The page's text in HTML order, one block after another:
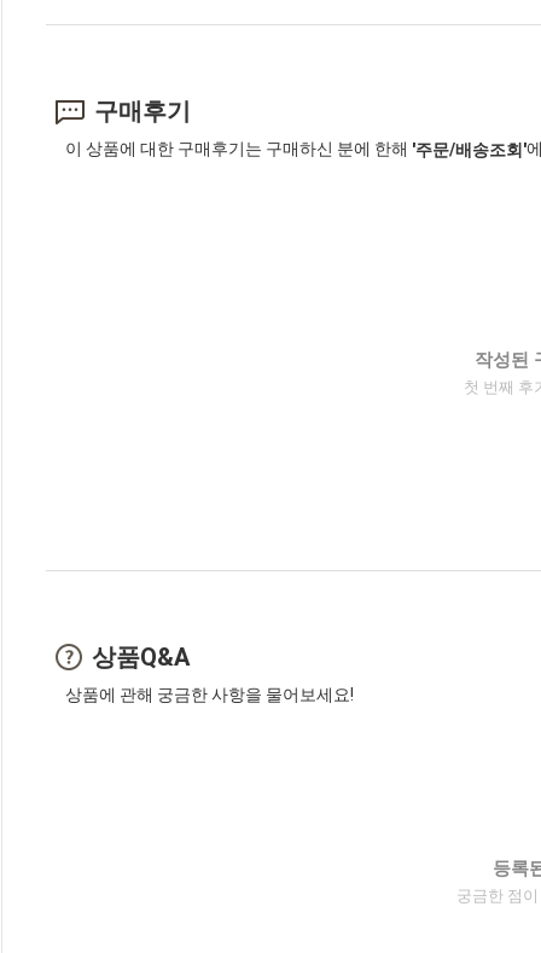
구매후기
이 상품에 대한 구매후기는 구매하신 분에 한해 '주문/배송조회'
작성된
첫 번째 후
상품Q&A
상품에 관해 궁금한 사항을 물어보세요!
등록
궁금한 점